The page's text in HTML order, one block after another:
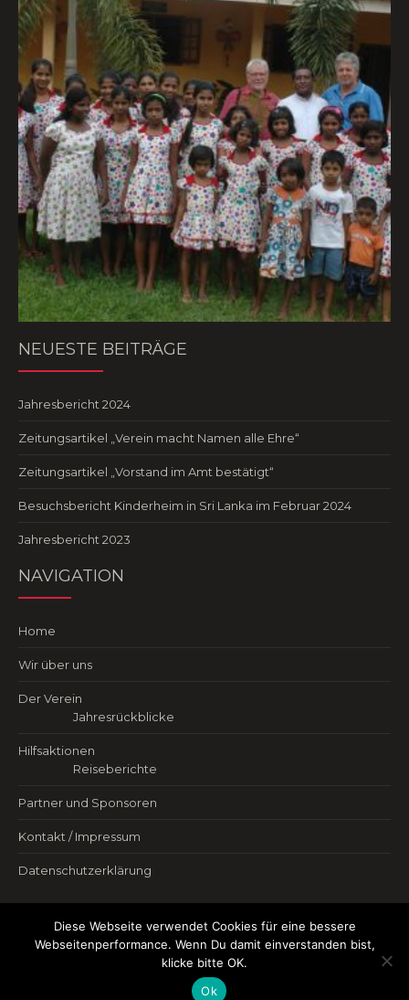
NEUESTE BEITRÄGE
Jahresbericht 2024
Zeitungsartikel „Verein macht Namen alle Ehre“
Zeitungsartikel „Vorstand im Amt bestätigt“
Besuchsbericht Kinderheim in Sri Lanka im Februar 2024
Jahresbericht 2023
NAVIGATION
Home
Wir über uns
Der Verein
Jahresrückblicke
Hilfsaktionen
Reiseberichte
Partner und Sponsoren
Kontakt / Impressum
Datenschutzerklärung
Wir für Menschen e. V.
Diese Webseite verwendet Cookies für eine bessere
Webseitenperformance. Wenn Du damit einverstanden bist,
klicke bitte OK.
Ok